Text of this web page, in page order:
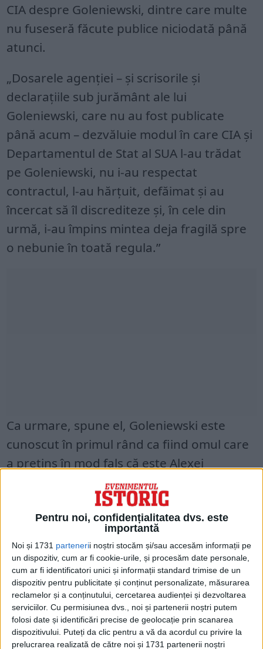
Pentru noi, confidențialitatea dvs. este
importantă
Noi și 1731 partenerii noștri stocăm și/sau accesăm informații pe
un dispozitiv, cum ar fi cookie-urile, și procesăm date personale,
cum ar fi identificatori unici și informații standard trimise de un
dispozitiv pentru publicitate și conținut personalizate, măsurarea
reclamelor și a conținutului, cercetarea audienței și dezvoltarea
serviciilor. Cu permisiunea dvs., noi și partenerii noștri putem
folosi date și identificări precise de geolocație prin scanarea
dispozitivului. Puteți da clic pentru a vă da acordul cu privire la
prelucrarea realizată de către noi și 1731 partenerii noștri
CIA despre Goleniewski, dintre care multe
nu fuseseră făcute publice niciodată până
atunci.
„Dosarele agenției – și scrisorile și
declarațiile sub jurământ ale lui
Goleniewski, care nu au fost publicate
până acum – dezvăluie modul în care CIA și
Departamentul de Stat al SUA l-au trădat
pe Goleniewski, nu i-au respectat
contractul, l-au hărțuit, defăimat și au
încercat să îl discrediteze și, în cele din
urmă, i-au împins mintea deja fragilă spre
o nebunie în toată regula.”
Ca urmare, spune el, Goleniewski este
cunoscut în primul rând ca fiind omul care
a pretins în mod fals că este Alexei
Romanov, moștenitorul aparent al
ultimului țar al Rusiei.
„Contribuția sa extraordinară la
securitatea națională occidentală a fost
în mare parte ștearsă din istorie”, spune
Tate.
Fost colaborator al naziștilor, Goleniewski a
ajuns să devină un ofițer de
contrainformații de rang înalt pentru